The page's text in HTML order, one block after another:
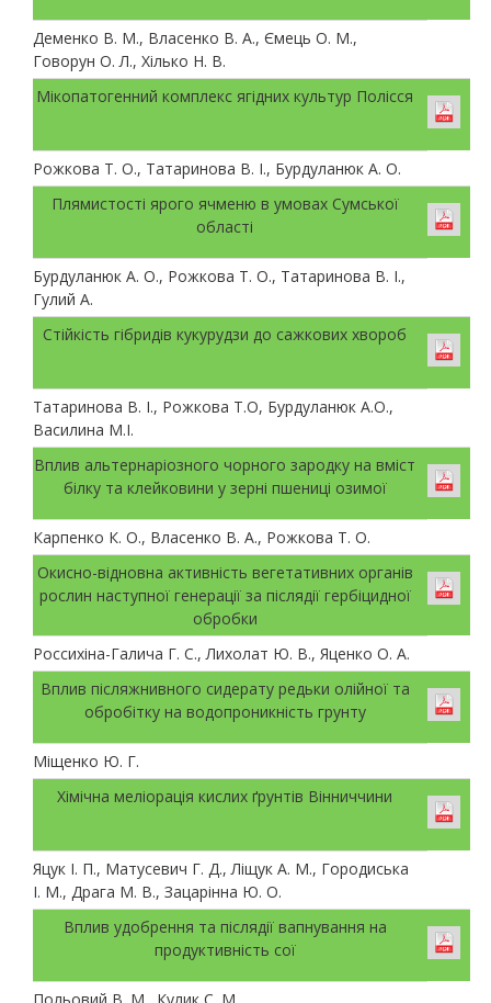
Деменко В. М., Власенко В. А., Ємець О. М.,
Говорун О. Л., Хілько Н. В.
Мікопатогенний комплекс ягідних культур Полісся
Рожкова Т. О., Татаринова В. І., Бурдуланюк А. О.
Плямистості ярого ячменю в умовах Сумської
області
Бурдуланюк А. О., Рожкова Т. О., Татаринова В. І.,
Гулий А.
Стійкість гібридів кукурудзи до сажкових хвороб
Татаринова В. І., Рожкова Т.О, Бурдуланюк А.О.,
Василина М.І.
Вплив альтернаріозного чорного зародку на вміст
білку та клейковини у зерні пшениці озимої
Карпенко К. О., Власенко В. А., Рожкова Т. О.
Окисно-відновна активність вегетативних органів
рослин наступної генерації за післядії гербіцидної
обробки
Россихіна-Галича Г. С., Лихолат Ю. В., Яценко О. А.
Вплив післяжнивного сидерату редьки олійної та
обробітку на водопроникність грунту
Міщенко Ю. Г.
Хімічна меліорація кислих ґрунтів Вінниччини
Яцук І. П., Матусевич Г. Д., Ліщук А. М., Городиська
І. М., Драга М. В., Зацарінна Ю. О.
Вплив удобрення та післядії вапнування на
продуктивність сої